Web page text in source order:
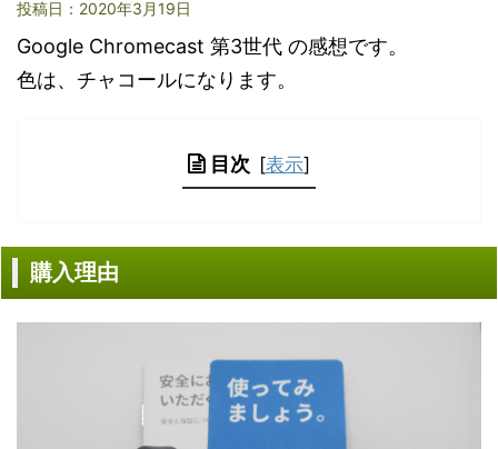
投稿日： 2020年3月19日
Google Chromecast 第3世代 の感想です。
色は、チャコールになります。
目次 [表示]
購入理由